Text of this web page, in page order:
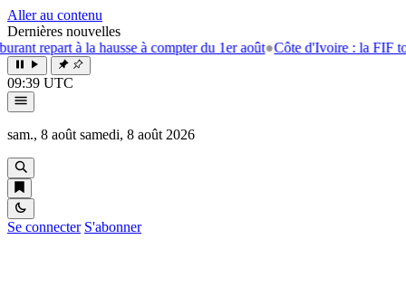
Aller au contenu
Dernières nouvelles
hausse à compter du 1er août●Côte d'Ivoire : la FIF tourne la page
09:39 UTC
sam., 8 août samedi, 8 août 2026
Se connecter S'abonner